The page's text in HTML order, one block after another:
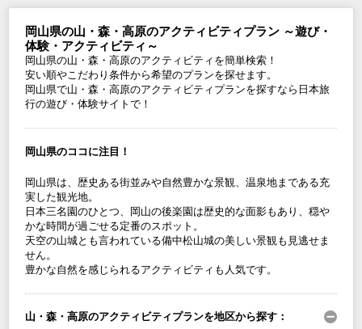
岡山県の山・森・高原のアクティビティプラン ～遊び・
体験・アクティビティ～
岡山県の山・森・高原のアクティビティを簡単検索！
安い順やこだわり条件から希望のプランを探せます。
岡山県で山・森・高原のアクティビティプランを探すなら日本旅
行の遊び・体験サイトで！
岡山県のココに注目！
岡山県は、歴史ある街並みや自然豊かな景観、温泉地まである充
実した観光地。
日本三名園のひとつ、岡山の後楽園は歴史的な面影もあり、穏や
かな時間が過ごせる定番のスポット。
天空の山城とも言われている備中松山城の美しい景観も見逃せま
せん。
豊かな自然を感じられるアクティビティも人気です。
山・森・高原のアクティビティプランを地区から探す：